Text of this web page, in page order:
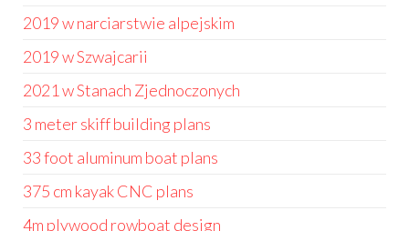
2019 w narciarstwie alpejskim
2019 w Szwajcarii
2021 w Stanach Zjednoczonych
3 meter skiff building plans
33 foot aluminum boat plans
375 cm kayak CNC plans
4m plywood rowboat design